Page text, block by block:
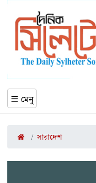
☰ মেনু
সারাদেশ